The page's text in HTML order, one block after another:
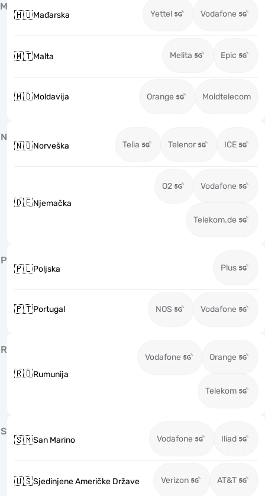
M
🇭🇺Mađarska Yettel Vodafone
🇲🇹Malta Melita Epic
🇲🇩Moldavija Orange Moldtelecom
N
🇳🇴Norveška Telia Telenor ICE
🇩🇪Njemačka
O2 Vodafone
Telekom.de
P
🇵🇱Poljska Plus
🇵🇹Portugal NOS Vodafone
R
🇷🇴Rumunija
Vodafone Orange
Telekom
S
🇸🇲San Marino Vodafone Iliad
🇺🇸Sjedinjene Američke Države Verizon AT&T